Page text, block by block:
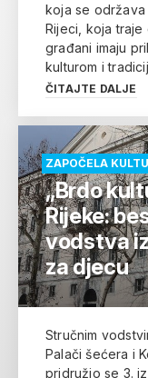
koja se održava
Rijeci, koja traje
građani imaju
kulturom i
ČITAJTE DALJE
ZAPOČELA
„Brdo
Rijeke:
vodstva
za djecu
Stručnim
Palači šećera i
pridružio se 3.